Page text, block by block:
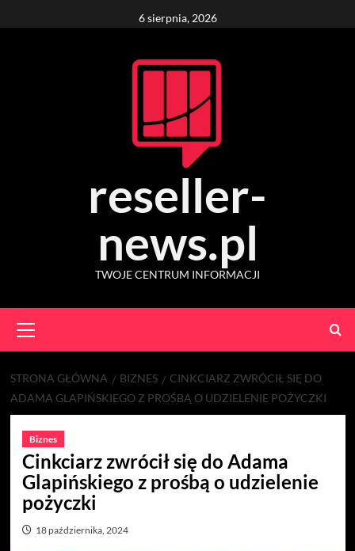
to
6 sierpnia, 2026
reseller-
news.pl
TWOJE CENTRUM INFORMACJI
Menu
STRONA GŁÓWNA BIZNES
CINKCIARZ ZWRÓCIŁ SIĘ DO
ADAMA GLAPIŃSKIEGO Z PROŚBĄ O UDZIELENIE POŻYCZKI
Biznes
Cinkciarz zwrócił się do Adama
Glapińskiego z prośbą o udzielenie
pożyczki
18 października, 2024